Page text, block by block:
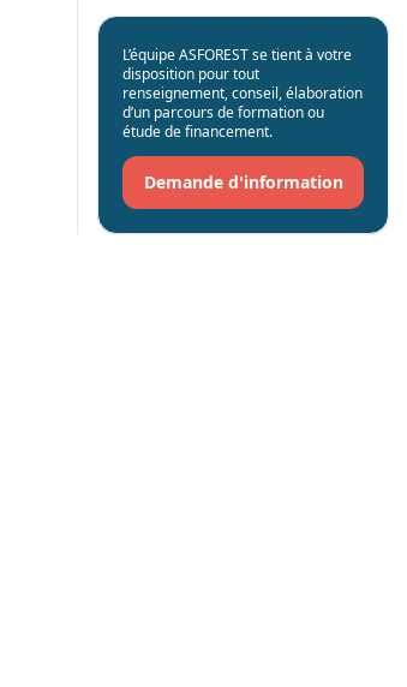
L’équipe ASFOREST se tient à votre
disposition pour tout
renseignement, conseil, élaboration
d’un parcours de formation ou
étude de financement.
Demande d'information